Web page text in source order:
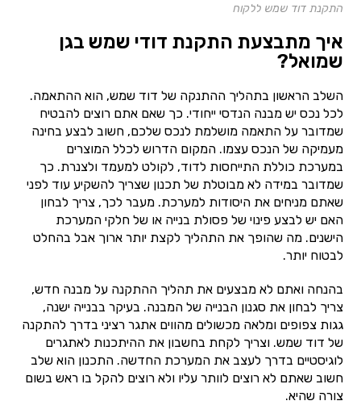
התקנת דוד שמש ללקוח
איך מתבצעת התקנת דודי שמש בגן
שמואל?
השלב הראשון בתהליך ההתנקה של דוד שמש, הוא ההתאמה.
לכל נכס יש מבנה הנדסי ייחודי. כך שאם אתם רוצים להבטיח
שמדובר על התאמה מושלמת לנכס שלכם, חשוב לבצע בחינה
מעמיקה של הנכס עצמו. המקום הדרוש לכלל המוצרים
במערכת כוללת התייחסות לדוד, לקולט למעמד ולצנרת. כך
שמדובר במידה לא מבוטלת של תכנון שצריך להשקיע עוד לפני
שאתם מניחים את היסודות למערכת. מעבר לכך, צריך לבחון
האם יש לבצע פינוי של פסולת בנייה או של חלקי המערכת
הישנים. מה שהופך את התהליך לקצת יותר ארוך אבל בהחלט
לבטוח יותר.
בהנחה ואתם לא מבצעים את תהליך ההתקנה על מבנה חדש,
צריך לבחון את סגנון הבנייה של המבנה. בעיקר בבנייה ישנה,
גגות צפופים ומלאה מכשולים מהווים אתגר רציני בדרך להתקנה
של דוד שמש. וצריך לקחת בחשבון את ההיתכנות לאתגרים
לוגיסטיים בדרך לעצב את המערכת החדשה. התכנון הוא שלב
חשוב שאתם לא רוצים לוותר עליו ולא רוצים להקל בו ראש בשום
צורה שהיא.